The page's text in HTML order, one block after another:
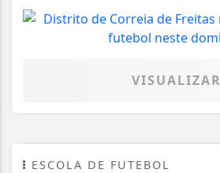
VISUALIZAR
ESCOLA DE FUTEBOL